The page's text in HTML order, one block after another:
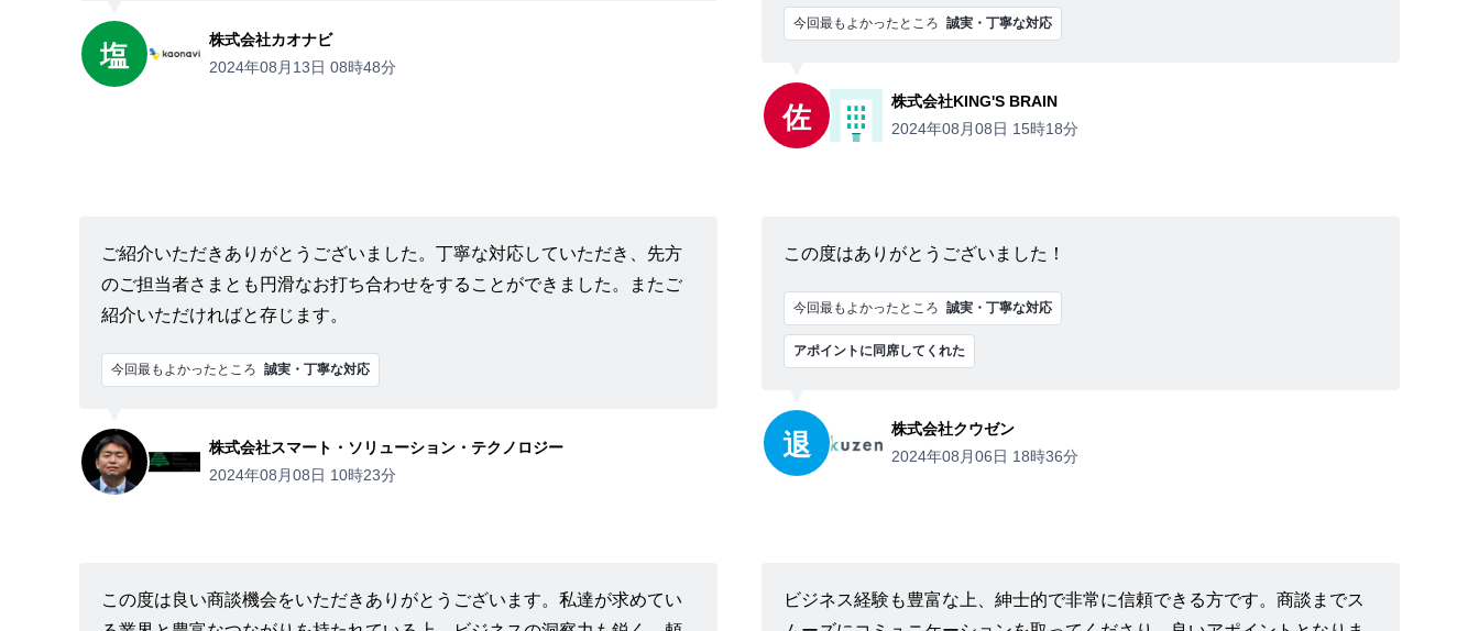
塩
株式会社カオナビ
2024年08月13日 08時48分
今回最もよかったところ 誠実・丁寧な対応
佐
株式会社KING'S BRAIN
2024年08月08日 15時18分
ご紹介いただきありがとうございました。丁寧な対応していただき、先方
のご担当者さまとも円滑なお打ち合わせをすることができました。またご
紹介いただければと存じます。
今回最もよかったところ 誠実・丁寧な対応
株式会社スマート・ソリューション・テクノロジー
2024年08月08日 10時23分
この度はありがとうございました！
今回最もよかったところ 誠実・丁寧な対応
アポイントに同席してくれた
退
株式会社クウゼン
2024年08月06日 18時36分
この度は良い商談機会をいただきありがとうございます。私達が求めてい
ビジネス経験も豊富な上、紳士的で非常に信頼できる方です。商談までス